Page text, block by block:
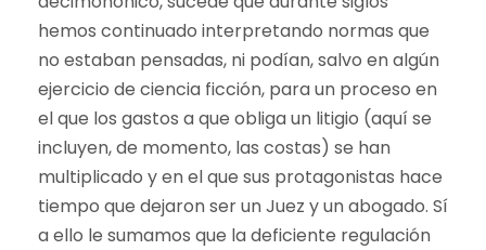
hemos continuado interpretando normas que
no estaban pensadas, ni podían, salvo en algún
ejercicio de ciencia ficción, para un proceso en
el que los gastos a que obliga un litigio (aquí se
incluyen, de momento, las costas) se han
multiplicado y en el que sus protagonistas hace
tiempo que dejaron ser un Juez y un abogado. Sí
a ello le sumamos que la deficiente regulación